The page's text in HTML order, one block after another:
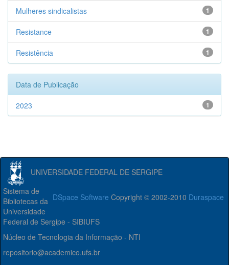
1
Mulheres sindicalistas
1
Resistance
1
Resistência
Data de Publicação
1
2023
UNIVERSIDADE FEDERAL DE SERGIPE
DSpace Software Copyright © 2002-2010 Duraspace
Sistema de
Bibliotecas da
Universidade
Federal de Sergipe - SIBIUFS
Núcleo de Tecnologia da Informação - NTI
repositorio@academico.ufs.br